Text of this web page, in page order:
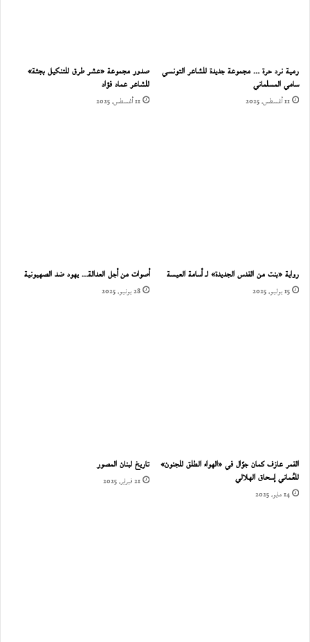
رمية نرد حرة … مجموعة جديدة للشاعر التونسي
سامي المسلماني
11 أغسطس، 2025
صدور مجموعة «عشر طرق للتنكيل بجثة»
للشاعر عماد فؤاد
11 أغسطس، 2025
رواية «بنت من القدس الجديدة» لـ أسامة العيسة
15 يوليو، 2025
أصوات من أجل العدالة… يهود ضد الصهيونية
28 يونيو، 2025
القمر عازف كمان جوّال في «الهواء الطلق للجنون»
للعُماني إسحاق الهلالي
14 مايو، 2025
تاريخ لبنان المصور
21 فبراير، 2025